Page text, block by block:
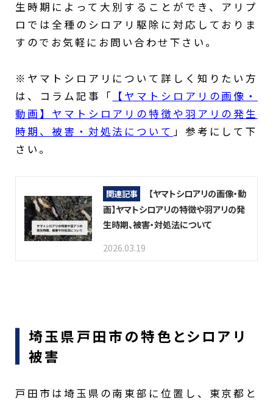
生時期によって大別することができ、アリプ
ロでは全種のシロアリ駆除に対応しておりま
すのでお気軽にお問い合わせ下さい。
※ヤマトシロアリについて詳しく知りたい方
は、コラム記事「 【ヤマトシロアリの画像・
動画】ヤマトシロアリの特徴や羽アリの発生
時期、被害・対処法について 」参考にして下
さい。
関連記事
【ヤマトシロアリの画像・動
画】ヤマトシロアリの特徴や羽アリの発
生時期、被害・対処法について
2026.03.19
埼玉県戸田市の特色とシロアリ
被害
戸田市は埼玉県の南東部に位置し、東京都と